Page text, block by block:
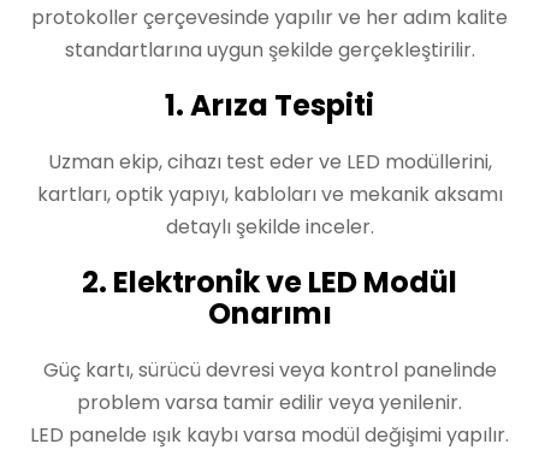
protokoller çerçevesinde yapılır ve her adım kalite
standartlarına uygun şekilde gerçekleştirilir.
1. Arıza Tespiti
Uzman ekip, cihazı test eder ve LED modüllerini,
kartları, optik yapıyı, kabloları ve mekanik aksamı
detaylı şekilde inceler.
2. Elektronik ve LED Modül
Onarımı
Güç kartı, sürücü devresi veya kontrol panelinde
problem varsa tamir edilir veya yenilenir.
LED panelde ışık kaybı varsa modül değişimi yapılır.